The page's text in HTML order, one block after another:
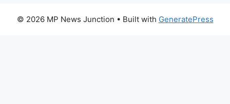
© 2026 MP News Junction • Built with GeneratePress